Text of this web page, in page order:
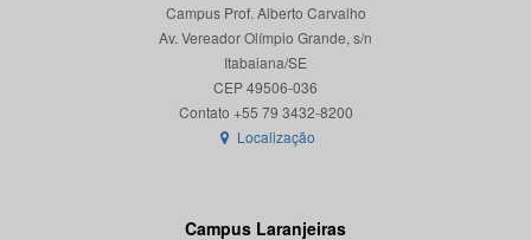
Campus Prof. Alberto Carvalho
Av. Vereador Olímpio Grande, s/n
Itabaiana/SE
CEP 49506-036
Localização
Campus Laranjeiras